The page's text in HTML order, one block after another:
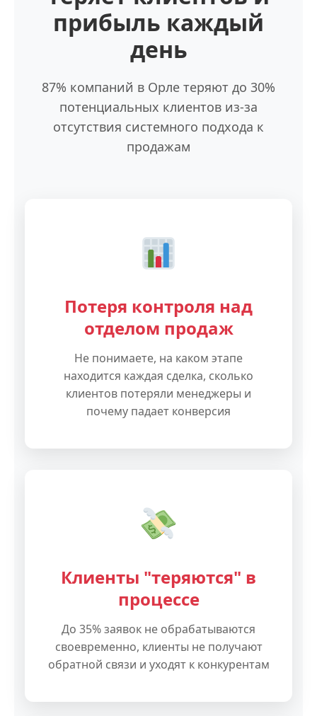
прибыль каждый
день
87% компаний в Орле теряют до 30%
потенциальных клиентов из-за
отсутствия системного подхода к
продажам
Потеря контроля над
отделом продаж
Не понимаете, на каком этапе
находится каждая сделка, сколько
клиентов потеряли менеджеры и
почему падает конверсия
Клиенты "теряются" в
процессе
До 35% заявок не обрабатываются
своевременно, клиенты не получают
обратной связи и уходят к конкурентам